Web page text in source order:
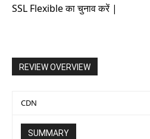
SSL Flexible का चुनाव करें |
REVIEW OVERVIEW
CDN
SUMMARY